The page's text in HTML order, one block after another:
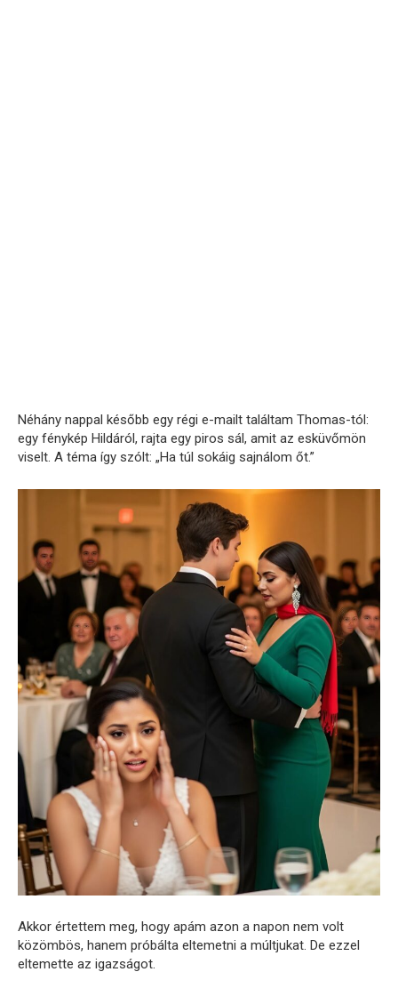
Néhány nappal később egy régi e-mailt találtam Thomas-tól:
egy fénykép Hildáról, rajta egy piros sál, amit az esküvőmön
viselt. A téma így szólt: „Ha túl sokáig sajnálom őt.”
Akkor értettem meg, hogy apám azon a napon nem volt
közömbös, hanem próbálta eltemetni a múltjukat. De ezzel
eltemette az igazságot.